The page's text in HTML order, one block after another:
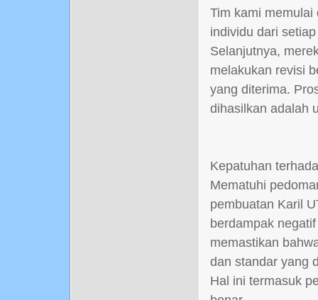
Tim kami
individu dari
Selanjutnya,
melakukan revisi
yang diterima.
dihasilkan adalah
Kepatuhan
Mematuhi
pembuatan Karil
berdampak
memastikan
dan standar yang
Hal ini termasuk